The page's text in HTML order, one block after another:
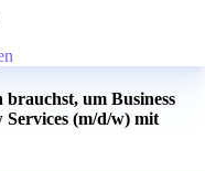
brauchst, um Business
(m/d/w) mit